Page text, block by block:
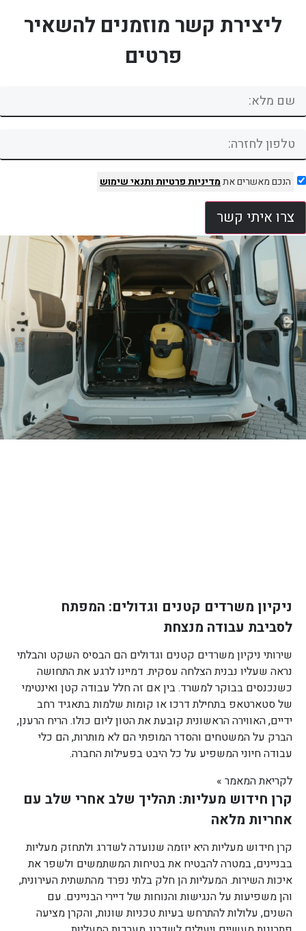
ליצירת קשר מוזמנים להשאיר
פרטים
הנכם מאשרים אתמדיניות פרטיותותנאי שימוש
צרו איתי קשר
ניקיון משרדים קטנים וגדולים: המפתח
לסביבת עבודה מנצחת
שירותי ניקיון משרדים קטנים וגדולים הם הבסיס השקט והבלתי
נראה שעליו נבנית הצלחה עסקית. דמיינו לרגע את התחושה
כשנכנסים בבוקר למשרד. בין אם זה חלל עבודה קטן ואינטימי
של סטארטאפ בתחילת דרכו או קומות שלמות בתאגיד רחב
ידיים, האווירה הראשונית קובעת את הטון ליום כולו. הריח הרענן,
הברק על המשטחים והסדר המופתי הם לא מותרות, הם כלי
עבודה חיוני המשפיע על כל היבט בפעילות החברה.
לקריאת המאמר »
קרן חידוש מעליות: תהליך שלב אחרי שלב עם
אחריות מלאה
קרן חידוש מעליות היא יוזמה שנועדה לשדרג ולתחזק מעליות
בבניינים, במטרה להבטיח את בטיחות המשתמשים ולשפר את
איכות השירות. המעליות הן חלק בלתי נפרד מהתשתית העירונית,
והן משפיעות על הנגישות והנוחות של דיירי הבניינים. עם
השנים, עלולות להתרחש בעיות טכניות שונות, והקרן מציעה